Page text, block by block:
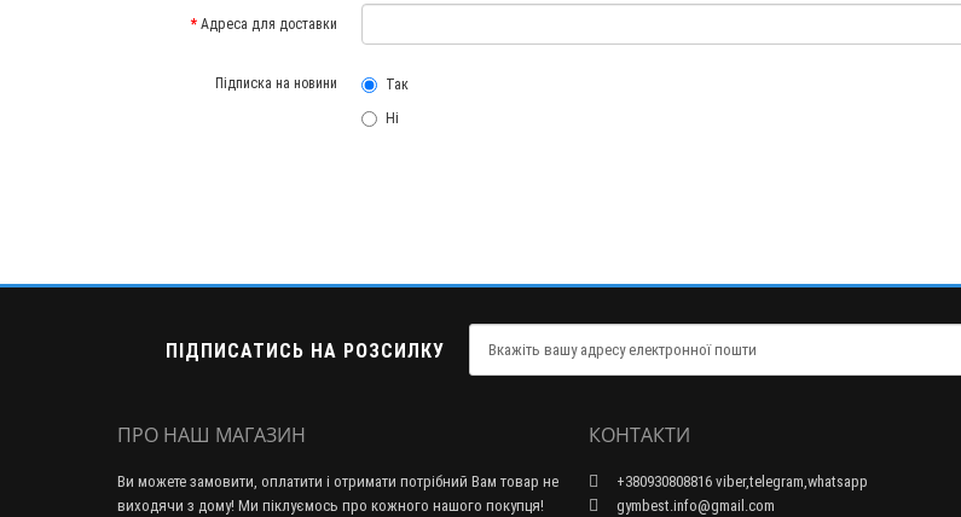
Адреса для доставки
Підписка на новини
Так
Ні
ПІДПИСАТИСЬ НА РОЗСИЛКУ
ПРО НАШ МАГАЗИН
Ви можете замовити, оплатити і отримати потрібний Вам товар не
виходячи з дому! Ми піклуємось про кожного нашого покупця!
КОНТАКТИ
+380930808816 viber,telegram,whatsapp
gymbest.info@gmail.com